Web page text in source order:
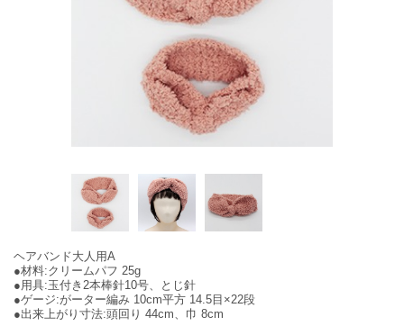
ヘアバンド大人用A
●材料:クリームパフ 25g
●用具:玉付き2本棒針10号、とじ針
●ゲージ:がーター編み 10cm平方 14.5目×22段
●出来上がり寸法:頭回り 44cm、巾 8cm